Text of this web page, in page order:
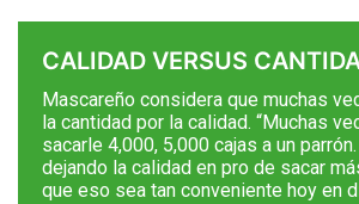
CALIDAD VERSUS
Mascareño considera que muchas
la cantidad por la calidad. “Muchas
sacarle 4,000, 5,000 cajas a un
dejando la calidad en pro de sacar
que eso sea tan conveniente hoy en